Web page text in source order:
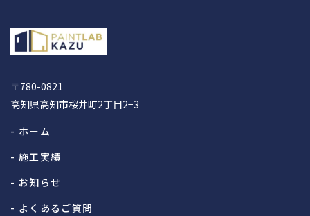
〒780-0821
高知県高知市桜井町2丁目2−3
- ホーム
- 施工実績
- お知らせ
- よくあるご質問